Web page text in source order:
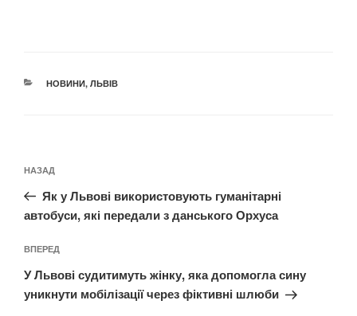
КАТЕГОРІЇ
НОВИНИ, ЛЬВІВ
записів
Попередній
запис:
НАЗАД
Як у Львові використовують гуманітарні
автобуси, які передали з данського Орхуса
Наступний
запис
ВПЕРЕД
У Львові судитимуть жінку, яка допомогла сину
уникнути мобілізації через фіктивні шлюби